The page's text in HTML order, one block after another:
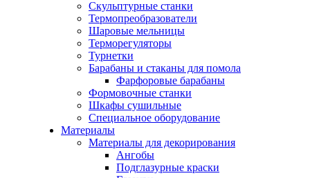
Скульптурные станки
Термопреобразователи
Шаровые мельницы
Терморегуляторы
Турнетки
Барабаны и стаканы для помола
Фарфоровые барабаны
Формовочные станки
Шкафы сушильные
Специальное оборудование
Материалы
Материалы для декорирования
Ангобы
Подглазурные краски